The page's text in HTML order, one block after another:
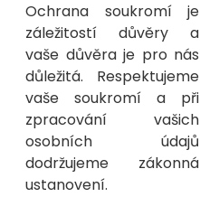
Ochrana soukromí je
záležitostí důvěry a
vaše důvěra je pro nás
důležitá. Respektujeme
vaše soukromí a při
zpracování vašich
osobních údajů
dodržujeme zákonná
ustanovení.